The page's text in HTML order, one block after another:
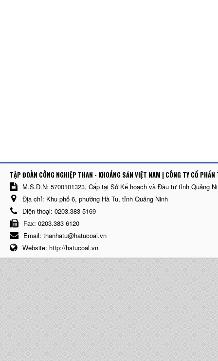
TẬP ĐOÀN CÔNG NGHIỆP THAN - KHOÁNG SẢN VIỆT NAM | CÔNG TY CỔ
M.S.D.N: 5700101323, Cấp tại Sở Kế hoạch và Đầu tư tỉnh Quảng
Địa chỉ: Khu phố 6, phường Hà Tu, tỉnh Quảng Ninh
Điện thoại: 0203.383 5169
Fax: 0203.383 6120
Email: thanhatu@hatucoal.vn
Website: http://hatucoal.vn